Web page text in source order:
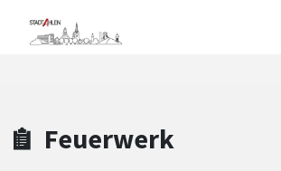
Zum Header
Zum Hauptinhalt
Zum Footer
Zum Hauptinhalt springen
Feuerwerk